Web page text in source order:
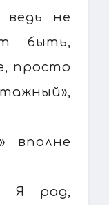
ведь не
быть,
просто
вполне
Я рад,